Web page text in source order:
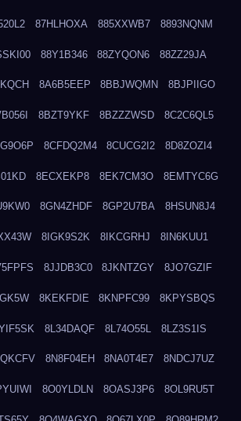
87HLHOXA 885XXWB7 8893NQNM
88Y1B346 88ZYQON6 88ZZ29JA
8A6B5EEP 8BBJWQMN 8BJPIIGO
8BZT9YKF 8BZZZWSD 8C2C6QL5
8CFDQ2M4 8CUCG2I2 8D8ZOZI4
8ECXEKP8 8EK7CM3O 8EMTYC6G
8GN4ZHDF 8GP2U7BA 8HSUN8J4
8IGK9S2K 8IKCGRHJ 8IN6KUU1
8JJDB3C0 8JKNTZGY 8JO7GZIF
8KEKFDIE 8KNPFC99 8KPYSBQS
8L34DAQF 8L74O55L 8LZ3S1IS
8N8F04EH 8NA0T4E7 8NDCJ7UZ
8O0YLDLN 8OASJ3P6 8OL9RU5T